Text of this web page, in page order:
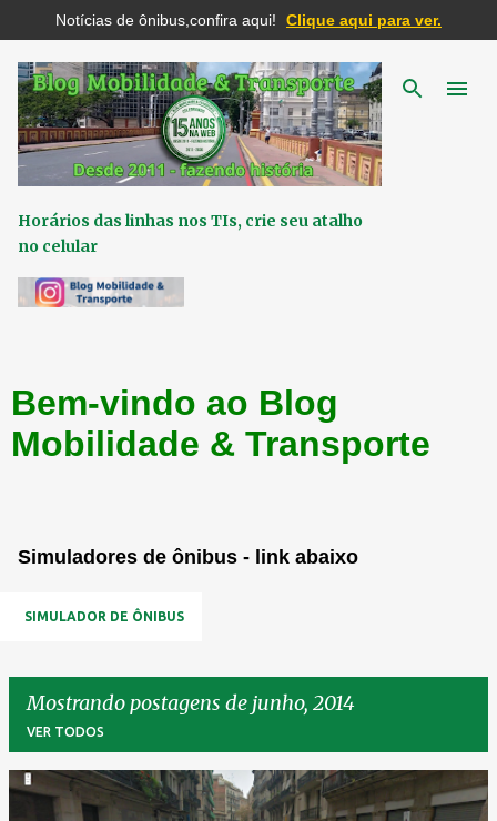
Pular para o conteúdo principal
Horários das linhas nos TIs, crie seu atalho
no celular
Notícias de ônibus,confira aqui! Clique aqui para ver.
Bem-vindo ao Blog
Mobilidade & Transporte
Simuladores de ônibus - link abaixo
SIMULADOR DE ÔNIBUS
Mostrando postagens de junho, 2014
VER TODOS